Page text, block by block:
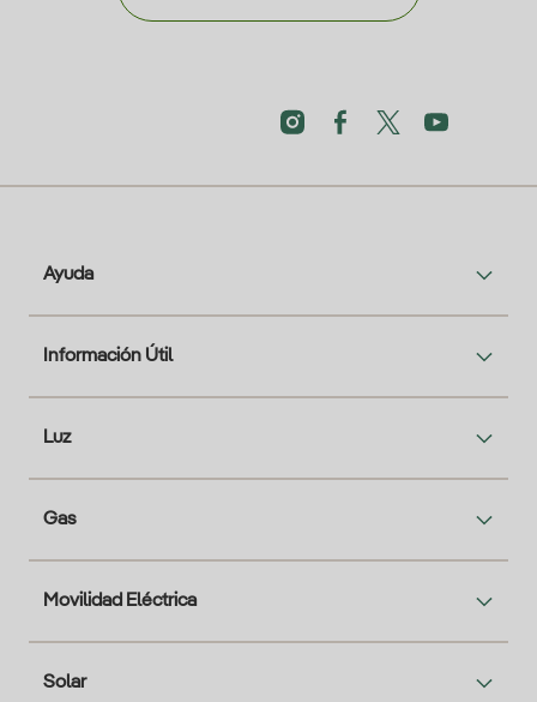
Ayuda
Información Útil
Luz
Gas
Movilidad Eléctrica
Solar